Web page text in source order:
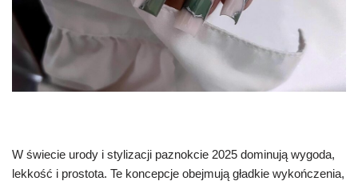
W świecie urody i stylizacji paznokcie 2025 dominują wygoda,
lekkość i prostota. Te koncepcje obejmują gładkie wykończenia,